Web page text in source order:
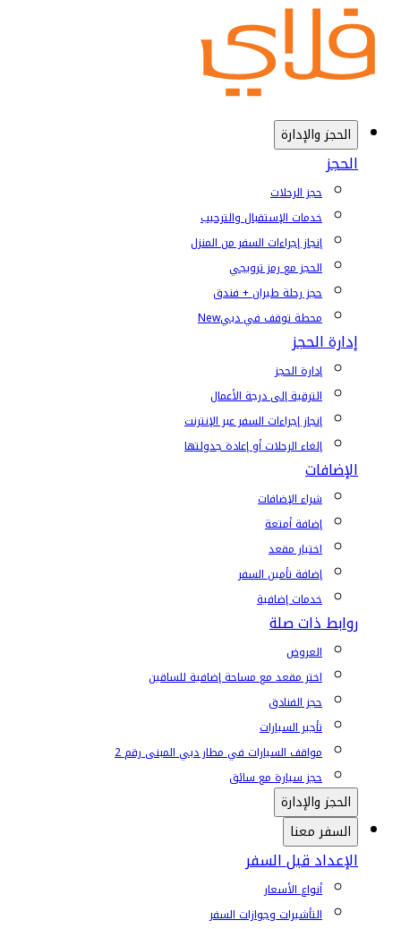
الحجز والإدارة
الحجز
حجز الرحلات
خدمات الإستقبال والترحيب
إنجاز إجراءات السفر من المنزل
الحجز مع رمز ترويجي
حجز رحلة طيران + فندق
محطة توقف في دبيNew
إدارة الحجز
إدارة الحجز
الترقية إلى درجة الأعمال
إنجاز إجراءات السفر عبر الإنترنت
إلغاء الرحلات أو إعادة جدولتها
الإضافات
شراء الإضافات
إضافة أمتعة
اختيار مقعد
إضافة تأمين السفر
خدمات إضافية
روابط ذات صلة
العروض
اختر مقعد مع مساحة إضافية للساقين
حجز الفنادق
تأجير السيارات
مواقف السيارات في مطار دبي المبنى رقم 2
حجز سيارة مع سائق
الحجز والإدارة
السفر معنا
الإعداد قبل السفر
أنواع الأسعار
التأشيرات وجوازات السفر